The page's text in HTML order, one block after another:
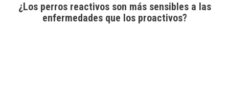
¿Los perros reactivos son más sensibles a las
enfermedades que los proactivos?